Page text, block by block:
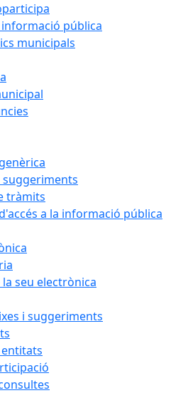
informació pública
municipals
suggeriments
tràmits
a la informació pública
seu electrònica
i suggeriments